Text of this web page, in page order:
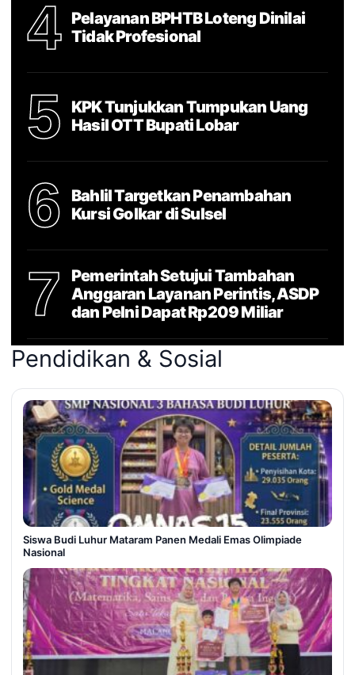
4
Pelayanan BPHTB Loteng Dinilai
Tidak Profesional
5
KPK Tunjukkan Tumpukan Uang
Hasil OTT Bupati Lobar
6
Bahlil Targetkan Penambahan
Kursi Golkar di Sulsel
7
Pemerintah Setujui Tambahan
Anggaran Layanan Perintis, ASDP
dan Pelni Dapat Rp209 Miliar
Pendidikan & Sosial
Siswa Budi Luhur Mataram Panen Medali Emas Olimpiade
Nasional